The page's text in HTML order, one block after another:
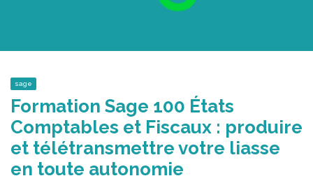
sage
Formation Sage 100 États
Comptables et Fiscaux : produire
et télétransmettre votre liasse
en toute autonomie